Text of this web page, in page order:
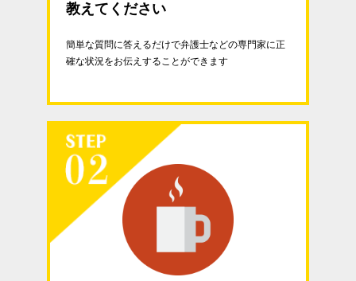
教えてください
簡単な質問に答えるだけで弁護士などの専門家に正
確な状況をお伝えすることができます